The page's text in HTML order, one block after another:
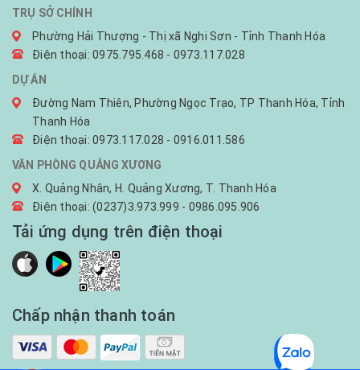
TRỤ SỞ CHÍNH
Phường Hải Thượng - Thị xã Nghi Sơn - Tỉnh Thanh Hóa
Điện thoại: 0975.795.468 - 0973.117.028
DỰ ÁN
Đường Nam Thiên, Phường Ngọc Trạo, TP Thanh Hóa, Tỉnh
Thanh Hóa
Điện thoại: 0973.117.028 - 0916.011.586
VĂN PHÒNG QUẢNG XƯƠNG
X. Quảng Nhân, H. Quảng Xương, T. Thanh Hóa
Điện thoại: (0237)3.973.999 - 0986.095.906
Tải ứng dụng trên điện thoại
Chấp nhận thanh toán